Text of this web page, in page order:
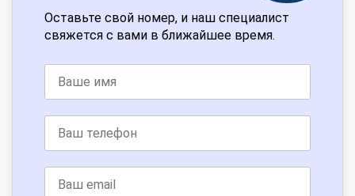
Оставьте свой номер, и наш специалист
свяжется с вами в ближайшее время.